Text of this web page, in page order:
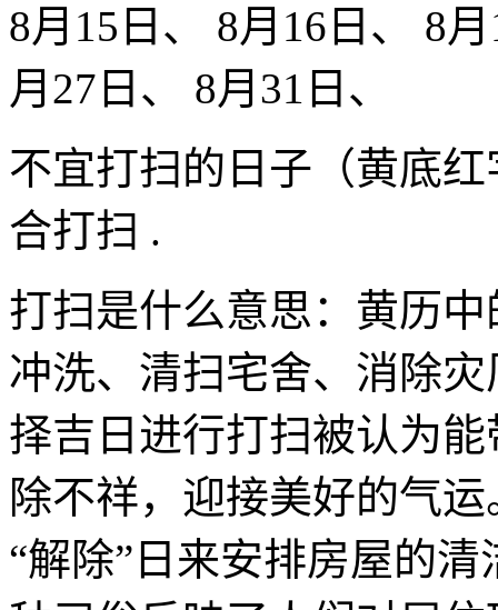
8月15日、 8月16日、 8
月27日、 8月31日、
不宜打扫的日子（黄底红
合打扫 .
打扫是什么意思：黄历中
冲洗、清扫宅舍、消除
择吉日进行打扫被认为
除不祥，迎接美好的气
“解除”日来安排房屋的